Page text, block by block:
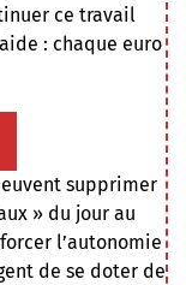
ce travail
: chaque euro
supprimer
» du jour au
l’autonomie
de se doter de